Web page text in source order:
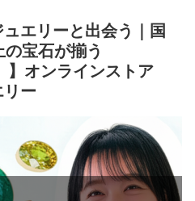
ュエリーと出会う｜国
宝石が揃う
】オンラインストア
ー